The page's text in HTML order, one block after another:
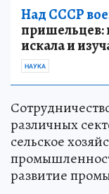
Над СССР
пришельцев:
искала и
НАУКА
различных
сельское
развитие